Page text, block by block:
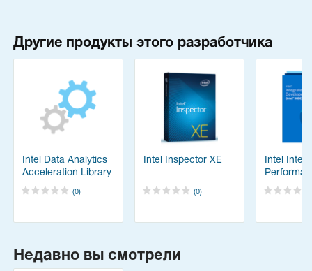
Другие продукты этого разработчика
Intel Data Analytics
Acceleration Library
(0)
Intel Inspector XE
(0)
Intel
Primitives
Недавно вы смотрели